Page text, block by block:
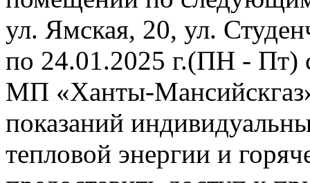
ул. Ямская, 20, ул.
по 24.01.2025 г.(ПН - Пт)
МП «Ханты-Мансийскгаз»
показаний
тепловой энергии и